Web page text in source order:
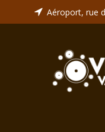
au
Aéroport, rue